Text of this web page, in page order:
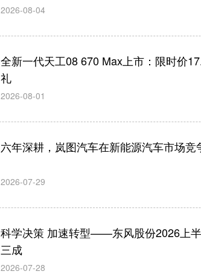
2026-08-04
全新一代天工08 670 Max上市：限时价
礼
2026-08-01
六年深耕，岚图汽车在新能源汽车市场竞
2026-07-29
科学决策 加速转型——东风股份2026上
三成
2026-07-28